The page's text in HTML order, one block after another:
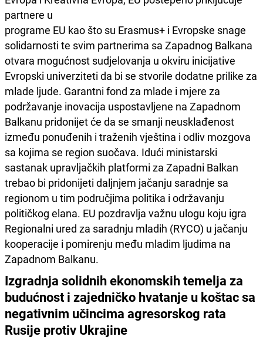
partnere u
programe EU kao što su Erasmus+ i Evropske snage
solidarnosti te svim partnerima sa Zapadnog Balkana
otvara mogućnost sudjelovanja u okviru inicijative
Evropski univerziteti da bi se stvorile dodatne prilike za
mlade ljude. Garantni fond za mlade i mjere za
podržavanje inovacija uspostavljene na Zapadnom
Balkanu pridonijet će da se smanji neusklađenost
između ponuđenih i traženih vještina i odliv mozgova
sa kojima se region suočava. Idući ministarski
sastanak upravljačkih platformi za Zapadni Balkan
trebao bi pridonijeti daljnjem jačanju saradnje sa
regionom u tim područjima politika i održavanju
političkog elana. EU pozdravlja važnu ulogu koju igra
Regionalni ured za saradnju mladih (RYCO) u jačanju
kooperacije i pomirenju među mladim ljudima na
Zapadnom Balkanu.
Izgradnja solidnih ekonomskih temelja za
budućnost i zajedničko hvatanje u koštac sa
negativnim učincima agresorskog rata
Rusije protiv Ukrajine